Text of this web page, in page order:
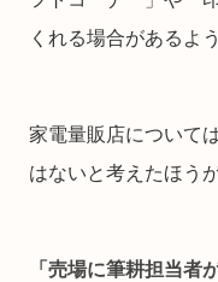
くれる場合があるよ
家電量販店について
はないと考えたほう
「売場に筆耕担当者